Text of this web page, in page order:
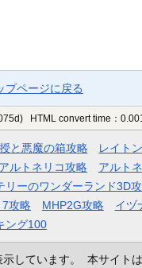
プページに戻る
HTML convert time：
と悪魔の箱攻略 レイト
アルトネリコ攻略 アルト
リーのワンダーランド3D
7攻略 MHP2G攻略 イヅ
ング100
しています。 本サイト